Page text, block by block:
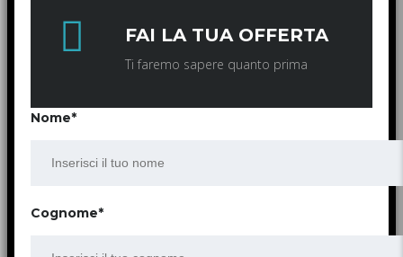
FAI LA TUA OFFERTA
Ti faremo sapere quanto prima
Nome*
Cognome*